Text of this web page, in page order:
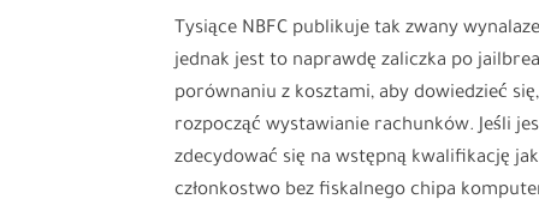
Tysiące NBFC publikuje tak zwany
jednak jest to naprawdę zaliczka po
porównaniu z kosztami, aby dowiedzieć
rozpocząć wystawianie rachunków. Jeśli
zdecydować się na wstępną kwalifikację
członkostwo bez fiskalnego chipa